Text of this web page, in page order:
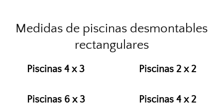
Medidas de piscinas desmontables
rectangulares
Piscinas 4 x 3 Piscinas 2 x 2
Piscinas 6 x 3 Piscinas 4 x 2